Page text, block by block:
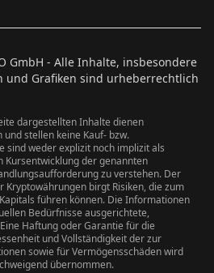
GmbH - Alle Inhalte, insbesondere
und Grafiken sind urheberrechtlich
dargestellten Inhalte dienen
stellen keine Kauf- bzw.
sind weder explizit noch implizit als
der genannten
zu verstehen. Der
Kryptowährungen birgt Risiken, die zum
führen können. Die Informationen
Bedürfnisse ausgerichtete,
Haftung oder Garantie für die
und Vollständigkeit der zur
sowie für Vermögensschäden wird
übernommen.